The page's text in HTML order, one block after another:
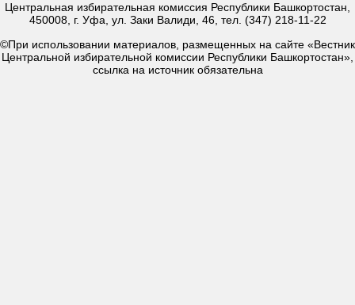
Центральная избирательная комиссия Республики Башкортостан,
450008, г. Уфа, ул. Заки Валиди, 46, тел. (347) 218-11-22
©При использовании материалов, размещенных на сайте «Вестник
Центральной избирательной комиссии Республики Башкортостан»,
ссылка на источник обязательна